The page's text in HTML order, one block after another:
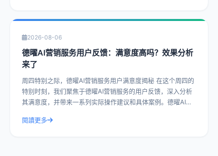
2026-08-06
德曜AI营销服务用户反馈：满意度高吗？效果分析
来了
周四特别之际，德曜AI营销服务用户满意度揭秘 在这个周四的
特别时刻，我们聚焦于德曜AI营销服务的用户反馈，深入分析
其满意度，并带来一系列实际操作建议和具体案例。德曜AI营
閱讀更多